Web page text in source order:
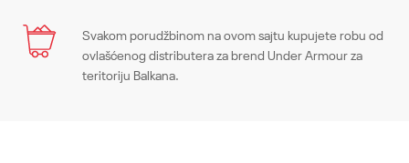
Karakteristika
Kategorija
Ime/Nadimak
Svakom porudžbinom na ovom sajtu kupujete robu od
ovlašćenog distributera za brend Under Armour za
teritoriju Balkana.